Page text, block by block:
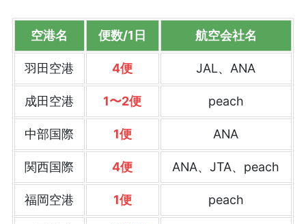
空港名 便数/1日 航空会社名
羽田空港 4便 JAL、ANA
成田空港 1〜2便 peach
中部国際 1便 ANA
関西国際 4便 ANA、JTA、peach
福岡空港 1便 peach